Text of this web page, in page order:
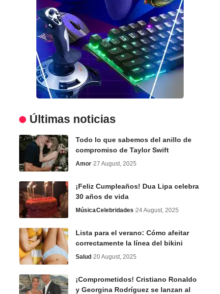
Últimas noticias
Todo lo que sabemos del anillo de
compromiso de Taylor Swift
Amor 27 August, 2025
¡Feliz Cumpleaños! Dua Lipa celebra
30 años de vida
MúsicaCelebridades 24 August, 2025
Lista para el verano: Cómo afeitar
correctamente la línea del bikini
Salud 20 August, 2025
¡Comprometidos! Cristiano Ronaldo
y Georgina Rodríguez se lanzan al